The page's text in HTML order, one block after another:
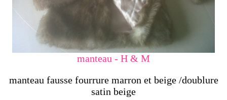
manteau - H & M
manteau fausse fourrure marron et beige /doublure
satin beige